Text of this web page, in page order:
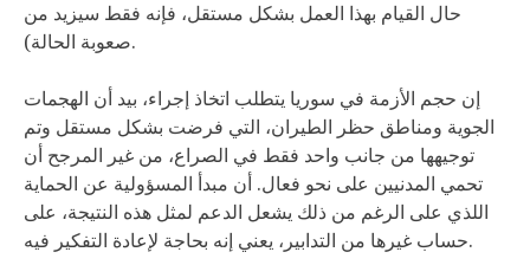
حال القيام بهذا العمل بشكل مستقل، فإنه فقط سيزيد من
صعوبة الحالة).
إن حجم الأزمة في سوريا يتطلب اتخاذ إجراء، بيد أن الهجمات
الجوية ومناطق حظر الطيران، التي فرضت بشكل مستقل وتم
توجيهها من جانب واحد فقط في الصراع، من غير المرجح أن
تحمي المدنيين على نحو فعال. أن مبدأ المسؤولية عن الحماية
اللذي على الرغم من ذلك يشعل الدعم لمثل هذه النتيجة، على
حساب غيرها من التدابير، يعني إنه بحاجة لإعادة التفكير فيه.